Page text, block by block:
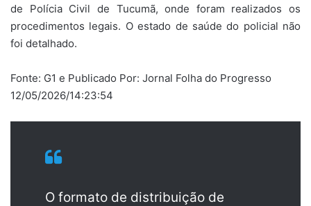
de Polícia Civil de Tucumã, onde foram realizados os
procedimentos legais. O estado de saúde do policial não
foi detalhado.
Fonte: G1 e Publicado Por: Jornal Folha do Progresso
12/05/2026/14:23:54
O formato de distribuição de